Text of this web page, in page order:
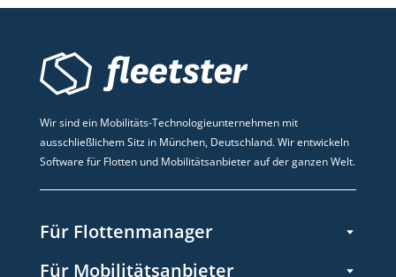
Wir sind ein Mobilitäts-Technologieunternehmen mit
ausschließlichem Sitz in München, Deutschland. Wir entwickeln
Software für Flotten und Mobilitätsanbieter auf der ganzen Welt.
Für Flottenmanager
Für Mobilitätsanbieter